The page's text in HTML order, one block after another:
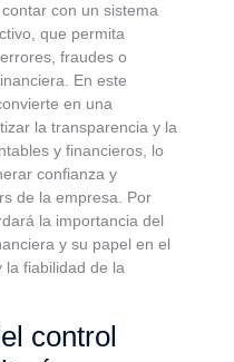
con un sistema
que permita
fraudes o
En este
en una
la transparencia y la
y financieros, lo
confianza y
de la empresa. Por
la importancia del
y su papel en el
la fiabilidad de la
control